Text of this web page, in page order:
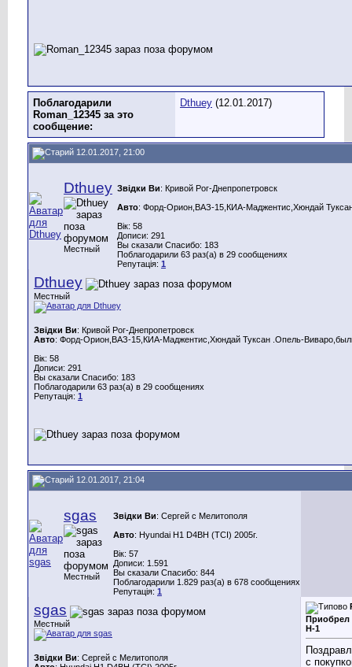
Поблагодарили
Roman_12345 за это
сообщение:
Dthuey (12.01.2017)
12.01.2017, 21:00
Dthuey
Местный
Звідки Ви: Кривой Рог-Днепропетровск
Авто: Форд-Орион,ВАЗ-15,КИА-Маджентис,Хюндай
Вік: 58
Дописи: 291
Вы сказали Спасибо: 183
Поблагодарили 63 раз(а) в 29 сообщениях
Репутація: 1
Dthuey
Местный
Звідки Ви: Кривой Рог-Днепропетровск
Авто: Форд-Орион,ВАЗ-15,КИА-Маджентис,Хюндай Туксан .Опель-
Вік: 58
Дописи: 291
Вы сказали Спасибо: 183
Поблагодарили 63 раз(а) в 29 сообщениях
Репутація: 1
12.01.2017, 21:04
sgas
Местный
Звідки Ви: Сергей с Мелитополя
Авто: Hyundai H1 D4BH (TCI) 2005г.
Вік: 57
Дописи: 1.591
Вы сказали Спасибо: 844
Поблагодарили 1.829 раз(а) в 678 сообщениях
Репутація: 1
sgas
Местный
Звідки Ви: Сергей с Мелитополя
Приобрел
Н-1
с